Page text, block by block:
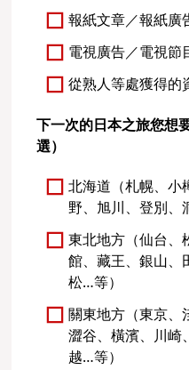
報紙文章／報紙廣
電視廣告／電視節
從熟人等處獲得的
下一次的日本之旅您想
選）
北海道（札幌、小
野、旭川、登別、
東北地方（仙台、
館、藏王、銀山、
松…等）
關東地方（東京、
澀谷、橫濱、川崎
越…等）